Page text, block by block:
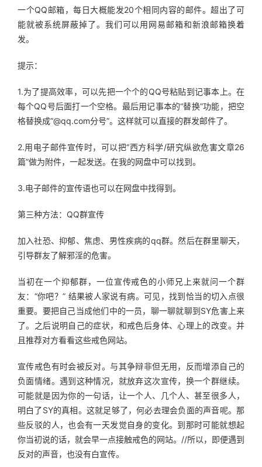
一个QQ邮箱，每日大概能发20个相同内容的邮件。超出了可
能就被系统屏蔽掉了。我们可以用网易邮箱和新浪邮箱换着
发。
提示：
1.为了提高效率，可以先把一个个的QQ号粘贴到记事本上。在
每个QQ号后面打一个空格。最后用记事本的“替换”功能，把空
格替换成“@qq.com分号”。这样就可以直接的群发邮件了。
2.用电子邮件宣传时，可以把“西方科学/研究纵欲危害文章26
篇”做为附件，一起发送。在我的网盘中可以找到。
3.电子邮件的宣传语也可以在网盘中找得到。
第三种方法：QQ群宣传
加入社恐、抑郁、焦虑、男性疾病的qq群。然后在群里聊天，
引导群友了解邪淫的危害。
当初在一个抑郁群，一位宣传戒色的小师兄上来就问一个群
友：“你吧？” 结果被人家说有病。可见，找到恰当的切入点很
重要。要把自己当成他们中的一员，聊一聊就聊到SY危害上来
了。之后说明自己的症状，和戒色后身体、心理上的改变。并
且推荐对方看看这些戒色网站。
宣传戒色有时会被反对。与其争辩非但无用，反而增添自己的
负面情绪。遇到这种情况，就放弃这次宣传，换一个群继续。
可能就是因为你的一句话，让一个人、几个人、甚至很多人，
明白了SY的真相。这就足够了，何必去理会负面的声音呢。那
些反驳的人，也会有一天发觉自身的变化。到那时可能就想起
你当初说的话，就会早一点接触戒色的网站。//所以，即便遇到
反对的声音，也没有白宣传。